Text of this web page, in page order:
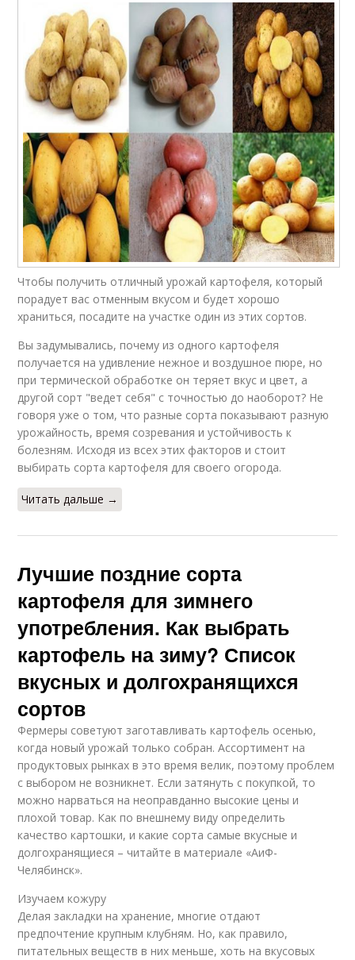
Чтобы получить отличный урожай картофеля, который
порадует вас отменным вкусом и будет хорошо
храниться, посадите на участке один из этих сортов.
Вы задумывались, почему из одного картофеля
получается на удивление нежное и воздушное пюре, но
при термической обработке он теряет вкус и цвет, а
другой сорт "ведет себя" с точностью до наоборот? Не
говоря уже о том, что разные сорта показывают разную
урожайность, время созревания и устойчивость к
болезням. Исходя из всех этих факторов и стоит
выбирать сорта картофеля для своего огорода.
Читать дальше →
Лучшие поздние сорта
картофеля для зимнего
употребления. Как выбрать
картофель на зиму? Список
вкусных и долгохранящихся
сортов
Фермеры советуют заготавливать картофель осенью,
когда новый урожай только собран. Ассортимент на
продуктовых рынках в это время велик, поэтому проблем
с выбором не возникнет. Если затянуть с покупкой, то
можно нарваться на неоправданно высокие цены и
плохой товар. Как по внешнему виду определить
качество картошки, и какие сорта самые вкусные и
долгохранящиеся – читайте в материале «АиФ-
Челябинск».
Изучаем кожуру
Делая закладки на хранение, многие отдают
предпочтение крупным клубням. Но, как правило,
питательных веществ в них меньше, хоть на вкусовых